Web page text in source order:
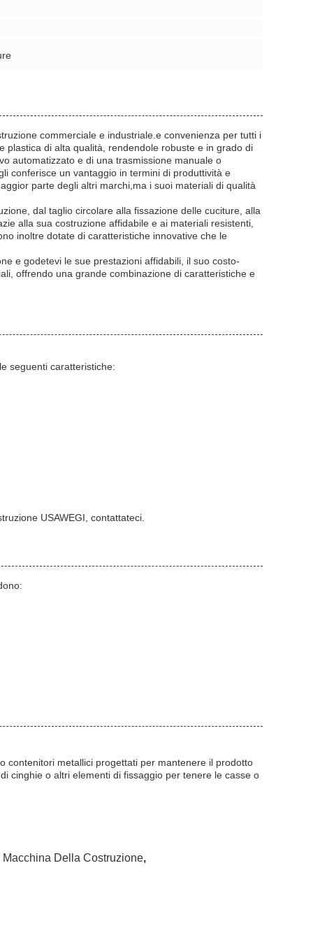
commerciale e industriale.e convenienza per tutti i
plastica di alta qualità, rendendole robuste e in grado di
automatizzato e di una trasmissione manuale o
conferisce un vantaggio in termini di produttività e
parte degli altri marchi,ma i suoi materiali di qualità
dal taglio circolare alla fissazione delle cuciture, alla
alla sua costruzione affidabile e ai materiali resistenti,
inoltre dotate di caratteristiche innovative che le
e godetevi le sue prestazioni affidabili, il suo costo-
offrendo una grande combinazione di caratteristiche e
seguenti caratteristiche:
USAWEGI, contattateci.
contenitori metallici progettati per mantenere il prodotto
cinghie o altri elementi di fissaggio per tenere le casse o
Della Costruzione,